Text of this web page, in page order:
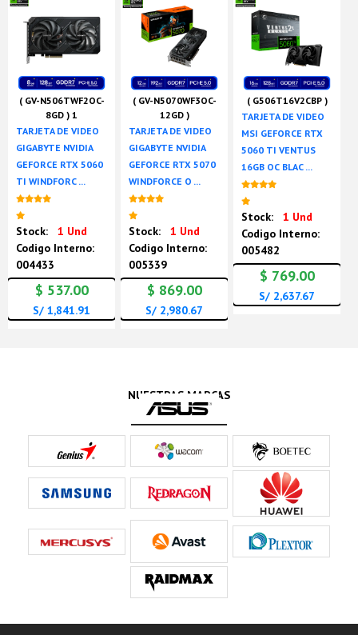
( GV-N506TWF2OC-
8GD ) 1
TARJETA DE VIDEO
GIGABYTE NVIDIA
GEFORCE RTX 5060
TI WINDFORC ...
Stock:
1 Und
Codigo Interno:
004433
$ 537.00
S/ 1,841.91
( GV-N5070WF3OC-
12GD )
TARJETA DE VIDEO
GIGABYTE NVIDIA
GEFORCE RTX 5070
WINDFORCE O ...
Stock:
1 Und
Codigo Interno:
005339
$ 869.00
S/ 2,980.67
( G506T16V2CBP )
TARJETA DE VIDEO
MSI GEFORCE RTX
5060 TI VENTUS
16GB OC BLAC ...
Stock:
1 Und
Codigo Interno:
005482
$ 769.00
S/ 2,637.67
NUESTRAS MARCAS